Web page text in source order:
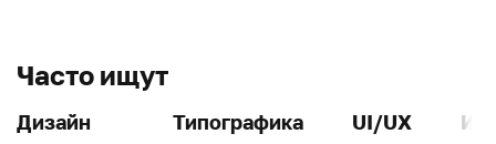
Часто ищут
Дизайн Типографика UI/UX